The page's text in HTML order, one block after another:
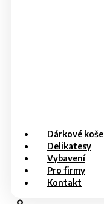
Dárkové koše
Delikatesy
Vybavení
Pro firmy
Kontakt